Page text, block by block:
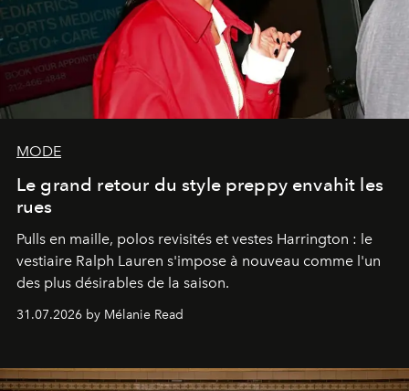
MODE
Le grand retour du style preppy envahit les
rues
Pulls en maille, polos revisités et vestes Harrington : le
vestiaire Ralph Lauren s'impose à nouveau comme l'un
des plus désirables de la saison.
31.07.2026 by Mélanie Read